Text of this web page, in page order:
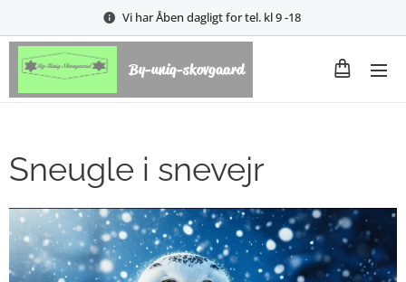
Vi har Åben dagligt for tel. kl 9 -18
By-uniq-skovgaard
Sneugle i snevejr